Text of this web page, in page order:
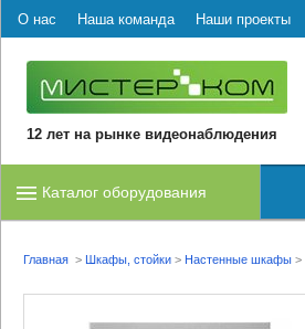
О нас Наша команда Наши проекты
12 лет на рынке видеонаблюдения
Каталог оборудования
Главная > Шкафы, стойки > Настенные шкафы >